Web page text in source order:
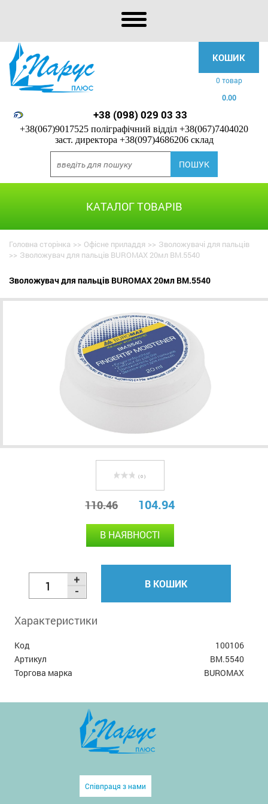
КОШИК
0 товар
0.00
+38 (098) 029 03 33
+38(067)9017525 поліграфічний відділ +38(067)7404020
заст. директора +38(097)4686206 склад
КАТАЛОГ ТОВАРІВ
Головна сторінка >> Офісне приладдя >> Зволожувачі для пальців
>> Зволожувач для пальців BUROMAX 20мл BM.5540
Зволожувач для пальців BUROMAX 20мл BM.5540
( 0 )
110.46 104.94
В НАЯВНОСТІ
В КОШИК
Характеристики
Код
100106
Артикул
BM.5540
Торгова марка
BUROMAX
Співпраця з нами